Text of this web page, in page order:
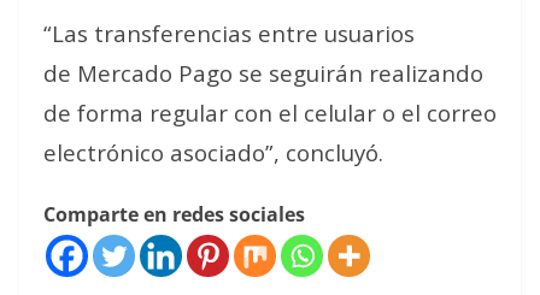
“Las transferencias entre usuarios
de Mercado Pago se seguirán realizando
de forma regular con el celular o el correo
electrónico asociado”, concluyó.
Comparte en redes sociales